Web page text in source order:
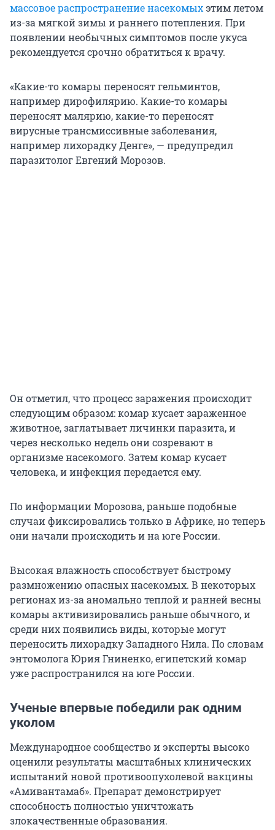
массовое распространение насекомыхэтим летом
из-за мягкой зимы и раннего потепления. При
появлении необычных симптомов после укуса
рекомендуется срочно обратиться к врачу.
«Какие-то комары переносят гельминтов,
например дирофилярию. Какие-то комары
переносят малярию, какие-то переносят
вирусные трансмиссивные заболевания,
например лихорадку Денге», — предупредил
паразитолог Евгений Морозов.
Он отметил, что процесс заражения происходит
следующим образом: комар кусает зараженное
животное, заглатывает личинки паразита, и
через несколько недель они созревают в
организме насекомого. Затем комар кусает
человека, и инфекция передается ему.
По информации Морозова, раньше подобные
случаи фиксировались только в Африке, но теперь
они начали происходить и на юге России.
Высокая влажность способствует быстрому
размножению опасных насекомых. В некоторых
регионах из-за аномально теплой и ранней весны
комары активизировались раньше обычного, и
среди них появились виды, которые могут
переносить лихорадку Западного Нила. По словам
энтомолога Юрия Гниненко, египетский комар
уже распространился на юге России.
Ученые впервые победили рак одним
уколом
Международное сообщество и эксперты высоко
оценили результаты масштабных клинических
испытаний новой противоопухолевой вакцины
«Амивантамаб». Препарат демонстрирует
способность полностью уничтожать
злокачественные образования.